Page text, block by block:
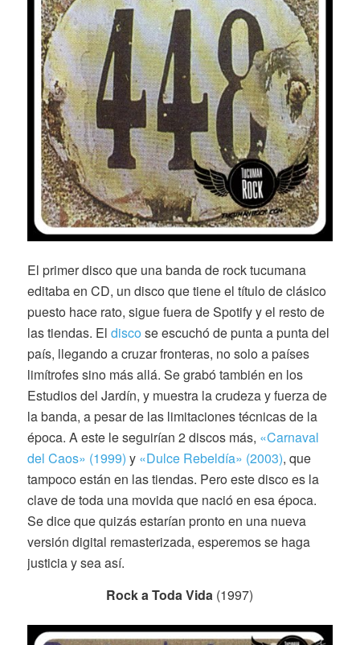
El primer disco que una banda de rock tucumana
editaba en CD, un disco que tiene el título de clásico
puesto hace rato, sigue fuera de Spotify y el resto de
las tiendas. El discose escuchó de punta a punta del
país, llegando a cruzar fronteras, no solo a países
limítrofes sino más allá. Se grabó también en los
Estudios del Jardín, y muestra la crudeza y fuerza de
la banda, a pesar de las limitaciones técnicas de la
época. A este le seguirían 2 discos más, «Carnaval
del Caos» (1999) y «Dulce Rebeldía» (2003), que
tampoco están en las tiendas. Pero este disco es la
clave de toda una movida que nació en esa época.
Se dice que quizás estarían pronto en una nueva
versión digital remasterizada, esperemos se haga
justicia y sea así.
Rock a Toda Vida (1997)